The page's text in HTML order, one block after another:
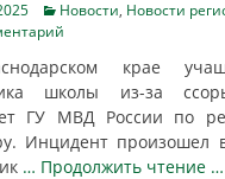
Categories
Новости, Новости
крае
школы из-за
ГУ МВД России по
Инцидент
… Продолжить чтение …